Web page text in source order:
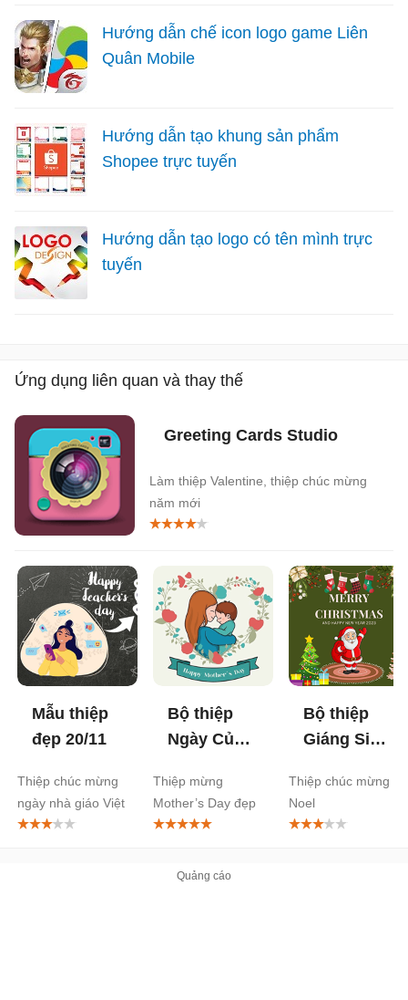
Hướng dẫn chế icon logo game Liên
Quân Mobile
Hướng dẫn tạo khung sản phẩm
Shopee trực tuyến
Hướng dẫn tạo logo có tên mình trực
tuyến
Ứng dụng liên quan và thay thế
Greeting Cards Studio
Làm thiệp Valentine, thiệp chúc mừng
năm mới
Mẫu thiệp
đẹp 20/11
Thiệp chúc mừng
ngày nhà giáo Việt
Nam
Bộ thiệp
Ngày Của
Thiệp mừng
Mother’s Day đẹp
Bộ thiệp
Giáng Sinh
Thiệp chúc mừng
Noel